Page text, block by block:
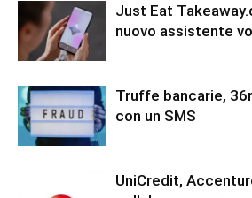
Just Eat
nuovo assistente
Truffe bancarie,
con un SMS
UniCredit,